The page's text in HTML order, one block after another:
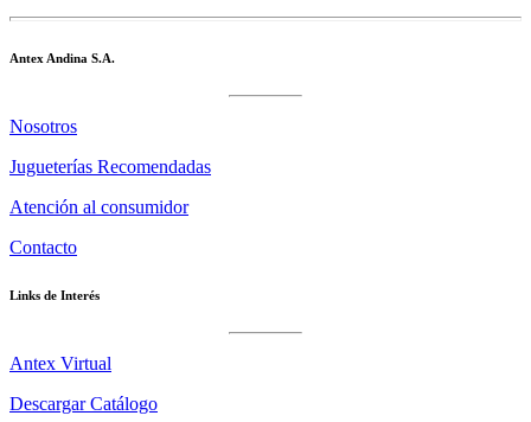
Antex Andina S.A.
Nosotros
Jugueterías Recomendadas
Atención al consumidor
Contacto
Links de Interés
Antex Virtual
Descargar Catálogo